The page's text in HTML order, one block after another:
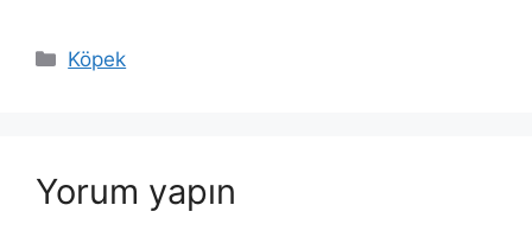
Kategoriler
Köpek
Yorum yapın